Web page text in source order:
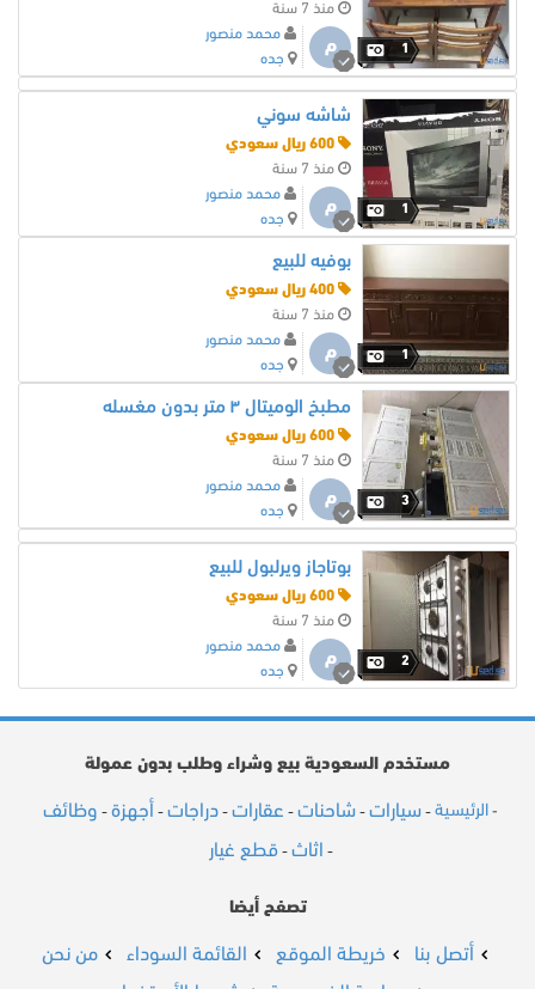
1
منذ 7 سنة
م
محمد منصور
جده
1
شاشه سوني
منذ 7 سنة
م
محمد منصور
جده
1
بوفيه للبيع
منذ 7 سنة
م
محمد منصور
جده
3
مطبخ الوميتال ٣ متر بدون مغسله
منذ 7 سنة
م
محمد منصور
جده
2
بوتاجاز ويرلبول للبيع
منذ 7 سنة
م
محمد منصور
جده
مستخدم السعودية بيع وشراء وطلب بدون عمولة
- الرئيسية - سيارات - شاحنات - عقارات - دراجات - أجهزة - وظائف
- اثاث -قطع غيار
تصفح أيضا
أتصل بنا خريطة الموقع القائمة السوداء
من نحن